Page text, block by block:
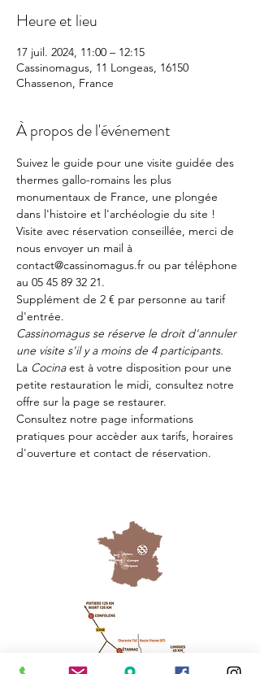
Heure et lieu
17 juil. 2024, 11:00 – 12:15
Cassinomagus, 11 Longeas, 16150
Chassenon, France
À propos de l'événement
Suivez le guide pour une visite guidée des
thermes gallo-romains les plus
monumentaux de France, une plongée
dans l'histoire et l'archéologie du site !
Visite avec réservation conseillée, merci de
nous envoyer un mail à
contact@cassinomagus.fr ou par téléphone
au 05 45 89 32 21.
Supplément de 2 € par personne au tarif
d'entrée.
Cassinomagus se réserve le droit d'annuler
une visite s'il y a moins de 4 participants.
La Cocina est à votre disposition pour une
petite restauration le midi, consultez notre
offre sur la page se restaurer.
Consultez notre page informations
pratiques pour accèder aux tarifs, horaires
d'ouverture et contact de réservation.